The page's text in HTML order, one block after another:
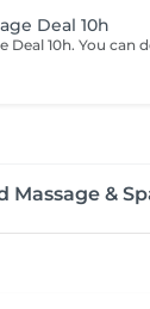
Deal 10h
Massage &